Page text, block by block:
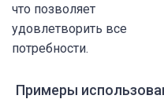
что позволяет
удовлетворить все
потребности.
Примеры